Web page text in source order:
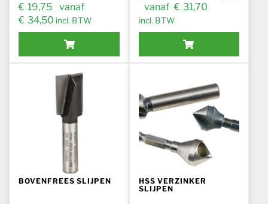
€
€
€
BOVENFREES SLIJPEN
Dit product heeft meerdere variaties. Deze optie kan
HSS VERZINKER
SLIJPEN